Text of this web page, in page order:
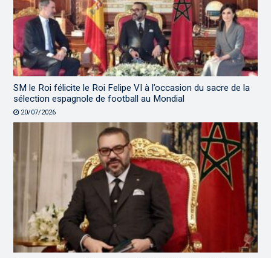
SM le Roi félicite le Roi Felipe VI à l’occasion du sacre de la
sélection espagnole de football au Mondial
20/07/2026